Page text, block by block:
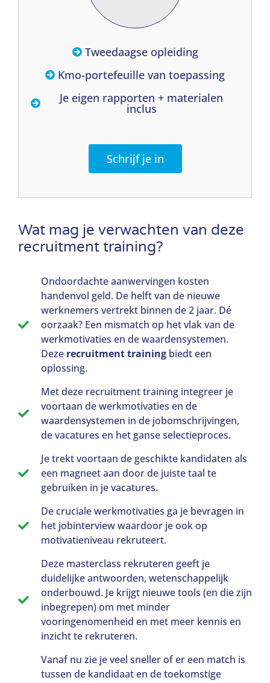
Wat mag je verwachten van deze
recruitment training?
Ondoordachte aanwervingen kosten
handenvol geld. De helft van de nieuwe
werknemers vertrekt binnen de 2 jaar. Dé
oorzaak? Een mismatch op het vlak van de
werkmotivaties en de waardensystemen.
Deze recruitment trainingbiedt een
oplossing.
Met deze recruitment training integreer je
voortaan de werkmotivaties en de
waardensystemen in de jobomschrijvingen,
de vacatures en het ganse selectieproces.​
Je trekt voortaan de geschikte kandidaten als
een magneet aan door de juiste taal te
gebruiken in je vacatures.
De cruciale werkmotivaties ga je bevragen in
het jobinterview waardoor je ook op
motivatieniveau rekruteert.
Deze masterclass rekruteren geeft je
duidelijke antwoorden, wetenschappelijk
onderbouwd. Je krijgt nieuwe tools (en die zijn
inbegrepen) om met minder
vooringenomenheid en met meer kennis en
inzicht te rekruteren.
Vanaf nu zie je veel sneller of er een match is
tussen de kandidaat en de toekomstige
Tweedaagse opleiding
Kmo-portefeuille van toepassing
Je eigen rapporten + materialen
inclus
Schrijf je in